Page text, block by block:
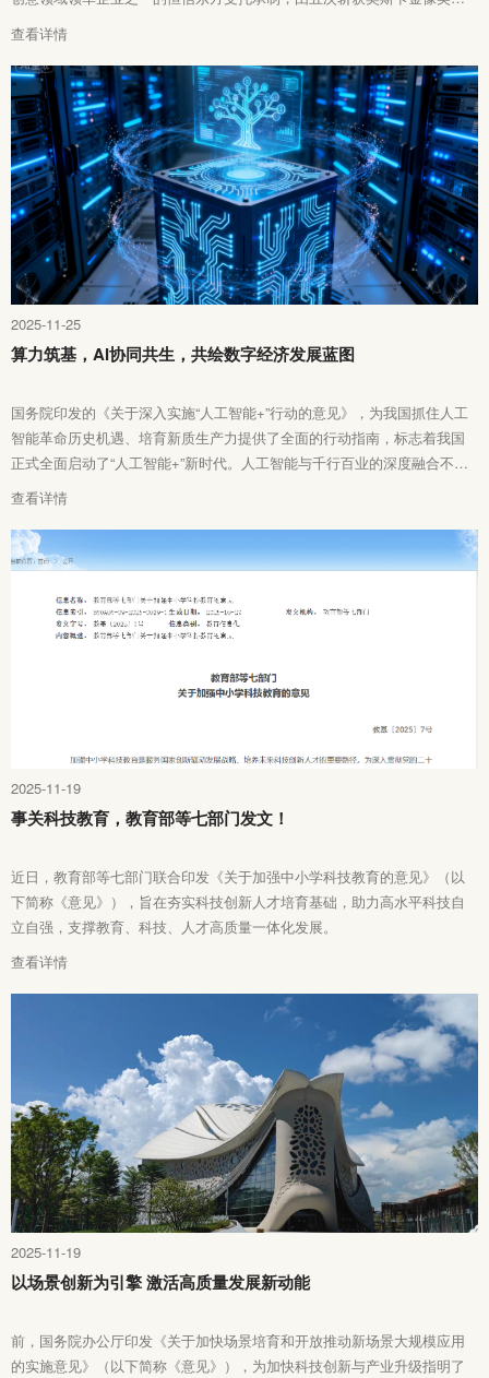
理查德・泰勒爵士领衔创作。它打破时空的桎梏，借助 VR、CG、雕塑、
多媒体等技术多维呈现，将中医药的起源密码与千年奥秘娓娓道来，诠释
了 “中国故事，国际演绎” 的深远意境。
查看详情
2025-11-25
算力筑基，AI协同共生，共绘数字经济发展蓝图
国务院印发的《关于深入实施“人工智能+”行动的意见》，为我国抓住人工
智能革命历史机遇、培育新质生产力提供了全面的行动指南，标志着我国
正式全面启动了“人工智能+”新时代。人工智能与千行百业的深度融合不再
只是未来图景，而是正在迅速展开的国家行动。
查看详情
2025-11-19
事关科技教育，教育部等七部门发文！
近日，教育部等七部门联合印发《关于加强中小学科技教育的意见》（以
下简称《意见》），旨在夯实科技创新人才培育基础，助力高水平科技自
立自强，支撑教育、科技、人才高质量一体化发展。
查看详情
2025-11-19
以场景创新为引擎 激活高质量发展新动能
前，国务院办公厅印发《关于加快场景培育和开放推动新场景大规模应用
的实施意见》（以下简称《意见》），为加快科技创新与产业升级指明了